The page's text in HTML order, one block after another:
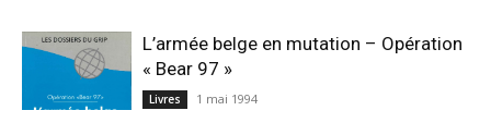
L’armée belge en mutation – Opération
« Bear 97 »
Livres 1 mai 1994